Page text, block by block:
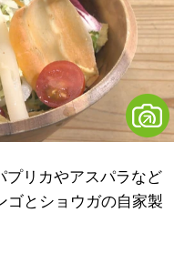
リカやアスパラなど
ゴとショウガの自家製